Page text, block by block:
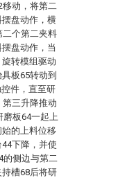
移动，将第二
盘动作，横
二个第二夹料
盘动作，当
转模组驱动
板65转动到
件，直至研
三升降推动
磨板64一起上
的上料位移
下降，并使
的侧边与第二
槽68后将研